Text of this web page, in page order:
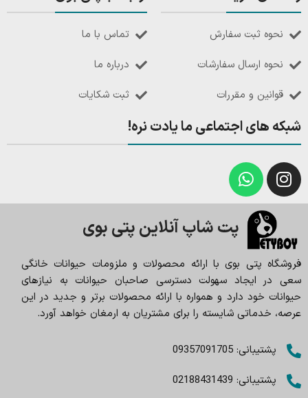
نحوه ثبت سفارش
نحوه ارسال سفارشات
قوانین و مقررات
تماس با ما
درباره ما
ثبت شکایات
شبکه های اجتماعی ما یادت نره!
پت شاپ آنلاین پتی بوی
فروشگاه پتی بوی با ارائه محصولات و ملزومات حیوانات خانگی
سعی در ایجاد سهولت دسترسی صاحبان حیوانات به نیازهای
حیوانات خود دارد و همواره با ارائه محصولات برتر و جدید در این
عرصه، خدماتی شایسته را برای مشتریان به ارمغان خواهد آورد.
پشتیبانی: 09357091705
پشتیبانی: 02188431439